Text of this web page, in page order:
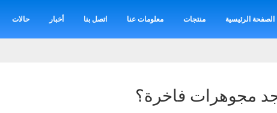
الصفحة الرئيسية منتجات معلومات عنا اتصل بنا أخبار حالات
مجوهرات فاخرة؟